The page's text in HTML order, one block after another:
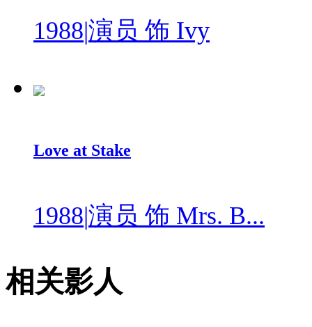
1988|演员 饰 Ivy
Love at Stake
1988|演员 饰 Mrs. B...
相关影人